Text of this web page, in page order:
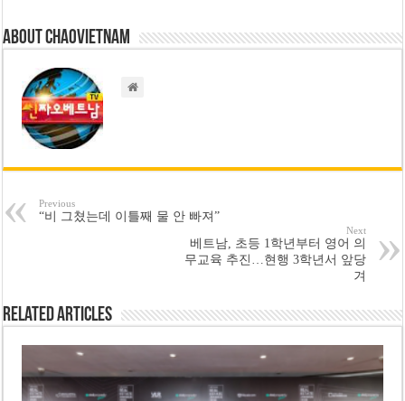
About chaovietnam
Previous
“비 그쳤는데 이틀째 물 안 빠져”
Next
베트남, 초등 1학년부터 영어 의
무교육 추진…현행 3학년서 앞당
겨
Related Articles